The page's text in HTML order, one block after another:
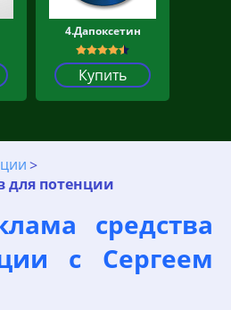
4.Дапоксетин
Купить
для потенции
средства
с Сергеем